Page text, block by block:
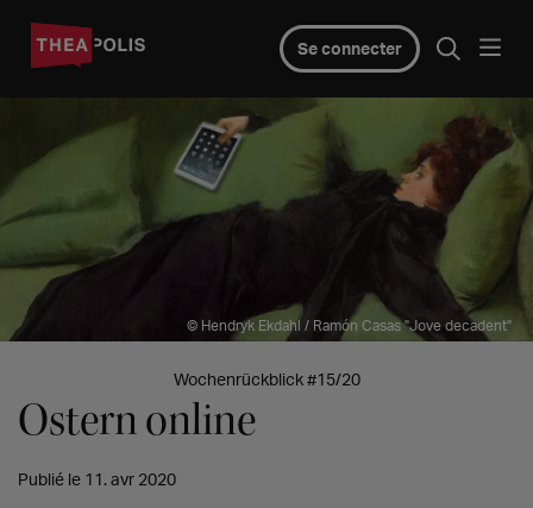
Se connecter
© Hendryk Ekdahl / Ramón Casas "Jove decadent"
Wochenrückblick #15/20
Ostern online
Publié le 11. avr 2020